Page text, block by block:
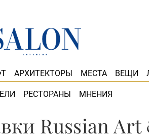
АРХИТЕКТОРЫ МЕСТА ВЕЩИ
РЕСТОРАНЫ МНЕНИЯ
Russian